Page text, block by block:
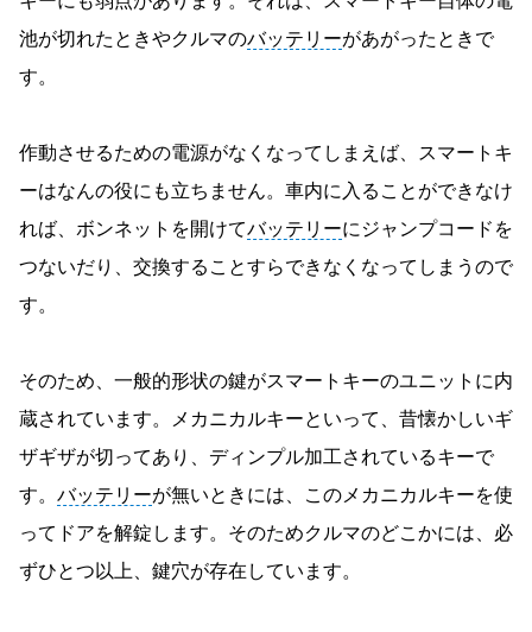
池が切れたときやクルマのバッテリーがあがったときで
す。
作動させるための電源がなくなってしまえば、スマートキ
ーはなんの役にも立ちません。車内に入ることができなけ
れば、ボンネットを開けてバッテリーにジャンプコードを
つないだり、交換することすらできなくなってしまうので
す。
そのため、一般的形状の鍵がスマートキーのユニットに内
蔵されています。メカニカルキーといって、昔懐かしいギ
ザギザが切ってあり、ディンプル加工されているキーで
す。 バッテリーが無いときには、このメカニカルキーを使
ってドアを解錠します。そのためクルマのどこかには、必
ずひとつ以上、鍵穴が存在しています。